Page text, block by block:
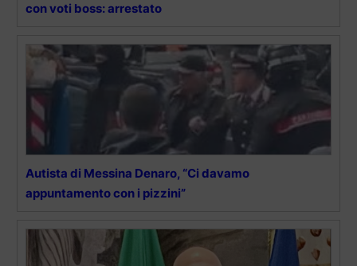
con voti boss: arrestato
Autista di Messina Denaro, “Ci davamo
appuntamento con i pizzini”